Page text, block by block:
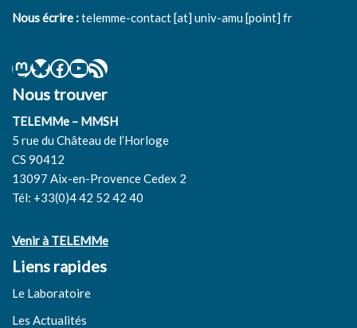
Nous écrire :telemme-contact [at] univ-amu [point] fr
Nous trouver
TELEMMe – MMSH
5 rue du Château de l’Horloge
CS 90412
13097 Aix-en-Provence Cedex 2
Tél: +33(0)4 42 52 42 40
Venir à TELEMMe
Liens rapides
Le Laboratoire
Les Actualités